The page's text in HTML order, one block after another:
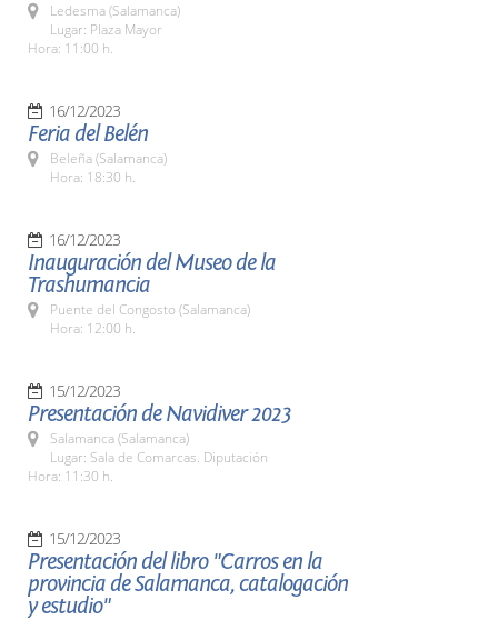
Ledesma (Salamanca)
Lugar: Plaza Mayor
Hora: 11:00 h.
16/12/2023
Feria del Belén
Beleña (Salamanca)
Hora: 18:30 h.
16/12/2023
Inauguración del Museo de la
Trashumancia
Puente del Congosto (Salamanca)
Hora: 12:00 h.
15/12/2023
Presentación de Navidiver 2023
Salamanca (Salamanca)
Lugar: Sala de Comarcas. Diputación
Hora: 11:30 h.
15/12/2023
Presentación del libro "Carros en la
provincia de Salamanca, catalogación
y estudio"